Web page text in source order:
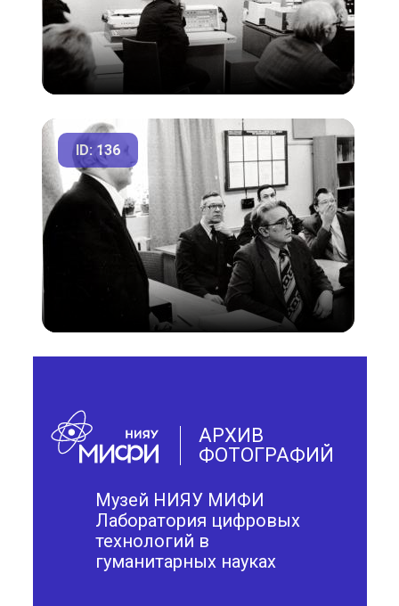
ID: 136
АРХИВ
ФОТОГРАФИЙ
Музей НИЯУ МИФИ
Лаборатория цифровых
технологий в
гуманитарных науках